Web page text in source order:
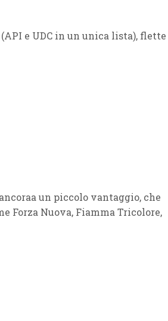
API e UDC in un unica lista), flette
un piccolo vantaggio, che
Forza Nuova, Fiamma Tricolore,